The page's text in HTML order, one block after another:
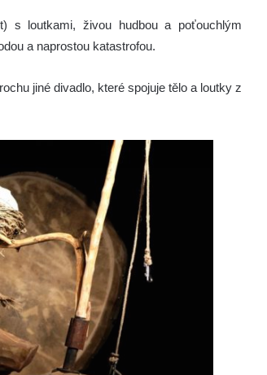
s loutkami, živou hudbou a poťouchlým
a naprostou katastrofou.
jiné divadlo, které spojuje tělo a loutky z